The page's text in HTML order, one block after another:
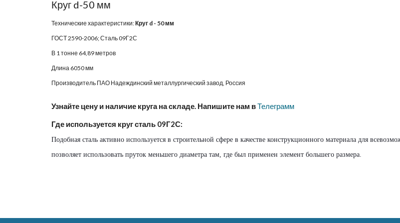
Круг d-50 мм
Технические характеристики: Круг d - 50 мм
ГОСТ 2590-2006; Сталь 09Г2С
В 1 тонне 64,89 метров
Длина 6050 мм
Производитель ПАО Надеждинский металлургический завод, Россия
Узнайте цену и наличие круга на складе. Напишите нам в Телеграмм
Где используется круг сталь 09Г2С:
Подобная сталь активно используется в строительной сфере в качестве конструкционного материала для
позволяет использовать пруток меньшего диаметра там, где был применен элемент большего размера.